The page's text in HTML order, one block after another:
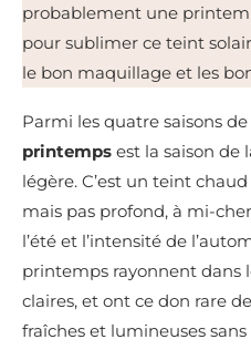
probablement une
pour sublimer ce teint
le bon maquillage et les
Parmi les quatre saisons
printemps est la saison de
légère. C’est un teint
mais pas profond, à mi-
l’été et l’intensité de
printemps rayonnent dans
claires, et ont ce don rare
fraîches et lumineuses